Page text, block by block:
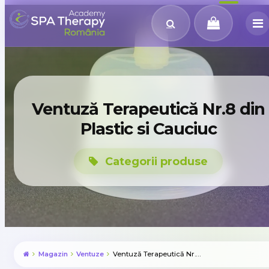
Ventuză Terapeutică Nr.8 din
Plastic si Cauciuc
Categorii produse
Magazin Ventuze Ventuză Terapeutică Nr.8 din Plastic si Cauciuc